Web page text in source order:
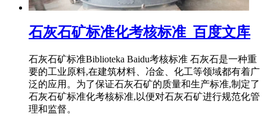
石灰石矿标准化考核标准_百度文库
石灰石矿标准Biblioteka Baidu考核标准 石灰石是一种重
要的工业原料,在建筑材料、冶金、化工等领域都有着广
泛的应用。为了保证石灰石矿的质量和生产标准,制定了
石灰石矿标准化考核标准,以便对石灰石矿进行规范化管
理和监督。